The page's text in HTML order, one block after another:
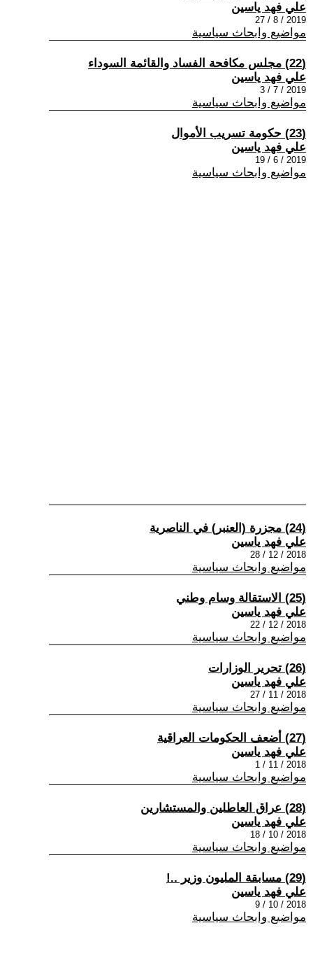
علي فهد ياسين
2019 / 8 / 27
مواضيع وابحاث سياسية
(22) مجلس مكافحة الفساد والقائمة السوداء
علي فهد ياسين
2019 / 7 / 3
مواضيع وابحاث سياسية
(23) حكومة تسريب الأموال
علي فهد ياسين
2019 / 6 / 19
مواضيع وابحاث سياسية
(24) مجزرة (العنبر) في الناصرية
علي فهد ياسين
2018 / 12 / 28
مواضيع وابحاث سياسية
(25) الاستقالة وسام وطني
علي فهد ياسين
2018 / 12 / 22
مواضيع وابحاث سياسية
(26) تحرير الوزارات
علي فهد ياسين
2018 / 11 / 27
مواضيع وابحاث سياسية
(27) أضعف الحكومات العراقية
علي فهد ياسين
2018 / 11 / 1
مواضيع وابحاث سياسية
(28) عراق العاطلين والمستشارين
علي فهد ياسين
2018 / 10 / 18
مواضيع وابحاث سياسية
(29) مسابقة المليون وزير ..!
علي فهد ياسين
2018 / 10 / 9
مواضيع وابحاث سياسية